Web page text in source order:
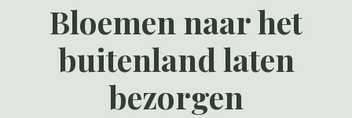
Bloemen naar het
buitenland laten
bezorgen